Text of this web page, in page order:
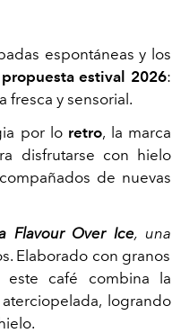
espontáneas y los
propuesta estival 2026:
fresca y sensorial.
por lo retro, la marca
disfrutarse con hielo
de nuevas
Flavour Over Ice, una
Elaborado con granos
café combina la
logrando